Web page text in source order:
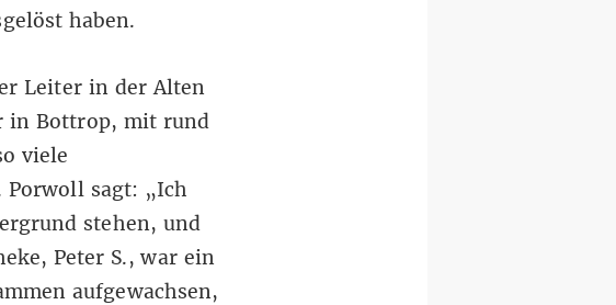
haben.
Leiter in der Alten
in Bottrop, mit rund
viele
Porwoll sagt: „Ich
stehen, und
Peter S., war ein
aufgewachsen,